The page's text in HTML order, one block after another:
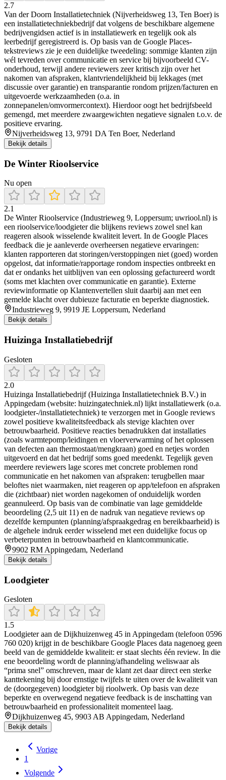
2.7
Van der Doorn Installatietechniek (Nijverheidsweg 13, Ten Boer) is
een installatietechniekbedrijf dat volgens de beschikbare algemene
bedrijvengidsen actief is in installatiewerk en tegelijk ook als
leerbedrijf geregistreerd is. Op basis van de Google Places-
tekstreviews zie je een duidelijke tweedeling: sommige klanten zijn
wél tevreden over communicatie en service bij bijvoorbeeld CV-
onderhoud, terwijl andere reviewers zeer kritisch zijn over het
nakomen van afspraken, klantvriendelijkheid bij lekkages (met
discussie over garantie) en transparantie rondom prijzen/facturen en
uitgevoerde werkzaamheden (o.a. in
zonnepanelen/omvormercontext). Hierdoor oogt het bedrijfsbeeld
gemengd, met meerdere zwaargewichten negatieve signalen t.o.v. de
positieve ervaring.
Nijverheidsweg 13, 9791 DA Ten Boer, Nederland
Bekijk details
De Winter Rioolservice
Nu open
2.1
De Winter Rioolservice (Industrieweg 9, Loppersum; uwriool.nl) is
een rioolservice/loodgieter die blijkens reviews zowel snel kan
reageren alsook wisselende kwaliteit levert. In de Google Places
feedback die je aanleverde overheersen negatieve ervaringen:
klanten rapporteren dat storingen/verstoppingen niet (goed) worden
opgelost, dat informatie/rapportage rondom inspecties ontbreekt en
dat er ondanks het uitblijven van een oplossing gefactureerd wordt
(soms met klachten over communicatie en garantie). Externe
reviewinformatie op Klantenvertellen sluit daarbij aan met een
gemelde klacht over dubieuze facturatie en beperkte diagnostiek.
Industrieweg 9, 9919 JE Loppersum, Nederland
Bekijk details
Huizinga Installatiebedrijf
Gesloten
2.0
Huizinga Installatiebedrijf (Huizinga Installatietechniek B.V.) in
Appingedam (website: huizingatechniek.nl) lijkt installatiewerk (o.a.
loodgieter-/installatietechniek) te verzorgen met in Google reviews
zowel positieve kwaliteitsfeedback als stevige klachten over
betrouwbaarheid. Positieve reacties benadrukken dat installaties
(zoals warmtepomp/leidingen en vloerverwarming of het oplossen
van defecten aan thermostaat/mengkraan) goed en netjes worden
uitgevoerd en dat het bedrijf soms goed meedenkt. Tegelijk geven
meerdere reviewers lage scores met concrete problemen rond
communicatie en het nakomen van afspraken: terugbellen maar
beloftes niet waarmaken, niet reageren op app/telefoon en afspraken
die (zichtbaar) niet worden nagekomen of onduidelijk worden
geannuleerd. Op basis van de combinatie van lage gemiddelde
beoordeling (2,5 uit 11) en de nadruk van negatieve reviews op
dezelfde kernpunten (planning/afspraakgedrag en bereikbaarheid) is
de algehele indruk eerder wisselend met een duidelijke focus op
verbeterpunten in betrouwbaarheid en klantcommunicatie.
9902 RM Appingedam, Nederland
Bekijk details
Loodgieter
Gesloten
1.5
Loodgieter aan de Dijkhuizenweg 45 in Appingedam (telefoon 0596
760 020) krijgt in de beschikbare Google Places data nagenoeg geen
beeld van de gemiddelde kwaliteit: er staat slechts één review. In die
ene beoordeling wordt de planning/afhandeling weliswaar als
“prima snel” omschreven, maar de klant zet daar direct een sterke
kanttekening bij door ernstige twijfels te uiten over de kwaliteit van
de (doorgegeven) loodgieter bij rioolwerk. Op basis van deze
beperkte en overwegend negatieve feedback is de inschatting van
betrouwbaarheid en professionaliteit momenteel laag.
Dijkhuizenweg 45, 9903 AB Appingedam, Nederland
Bekijk details
Vorige
1
Volgende